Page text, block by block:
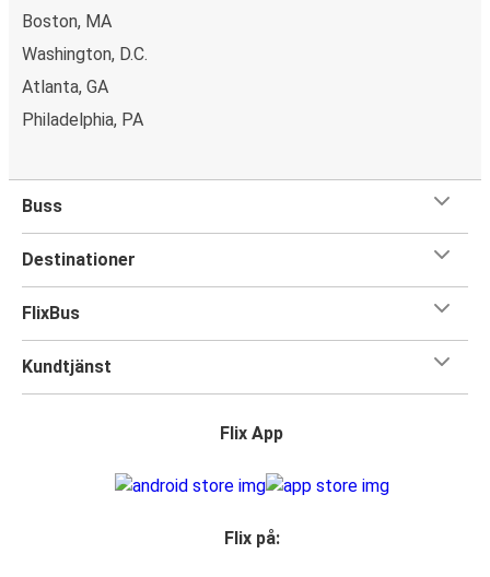
Boston, MA
Washington, D.C.
Atlanta, GA
Philadelphia, PA
Buss
Destinationer
FlixBus
Kundtjänst
Flix App
Flix på: